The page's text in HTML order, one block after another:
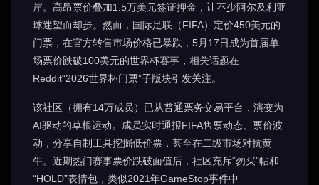
岸。高昂票价叠加1.5万美元签证押金，让不少阿尔及利亚
球迷望而却步。然而，国际足联（FIFA）定价450美元的
门票，在官方转售市场价格已暴跌，5月17日成为首届单
场票价跌破100美元的世界杯赛事，相关话题在
Reddit“2026世界杯门票”子版块引发关注。
该社区（拥有14万成员）已从普通票务交易平台，演变为
AI驱动的草根运动。成员实时通报FIFA售票动态、票价波
动，分享自制工具挖掘低价票，甚至在二级市场对抗黄
牛。近期热门赛事票价跌破面值后，社区充斥“勿买”帖和
“HOLD”表情包，类似2021年GameStop事件中